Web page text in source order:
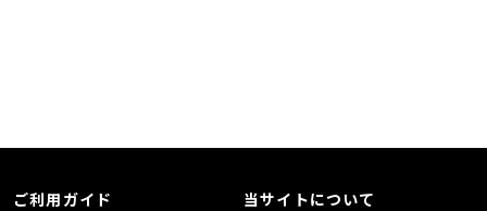
ご利用ガイド 当サイトについて